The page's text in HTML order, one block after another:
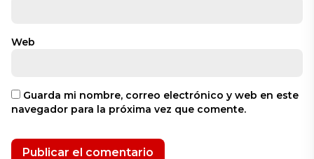
Web
Guarda mi nombre, correo electrónico y web en este
navegador para la próxima vez que comente.